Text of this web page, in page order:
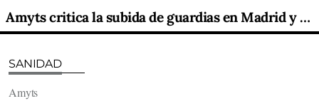
Amyts critica la subida de guardias en Madrid y la tacha de insuficiente pese a la inversión de 35 millones
SANIDAD
Amyts